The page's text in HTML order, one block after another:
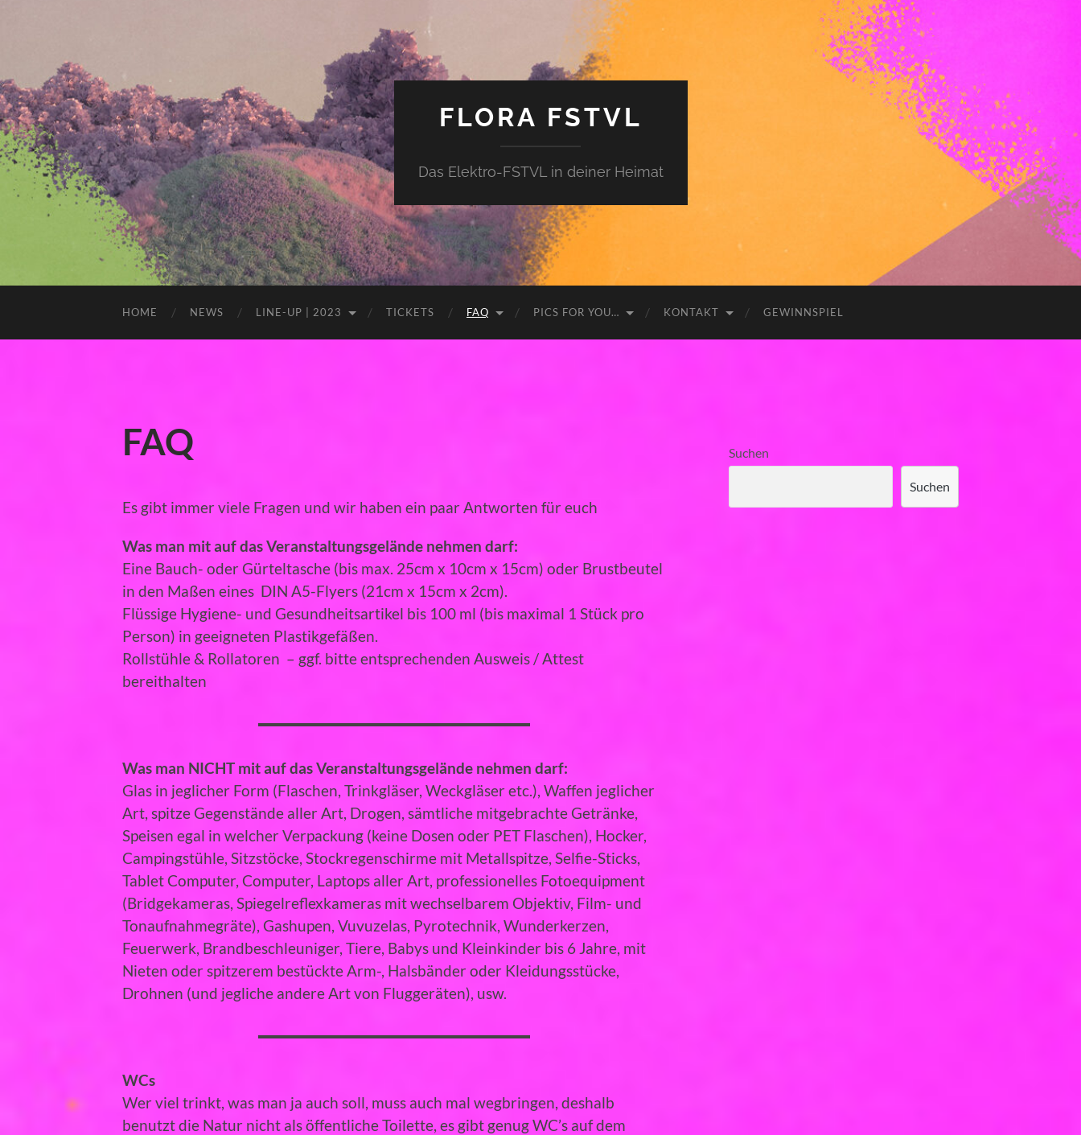
FLORA FSTVL
Das Elektro-FSTVL in deiner Heimat
HOME NEWS LINE-UP | 2023 TICKETS FAQ PICS FOR YOU… KONTAKT GEWINNSPIEL
FAQ
Es gibt immer viele Fragen und wir haben ein paar Antworten für euch
Was man mit auf das Veranstaltungsgelände nehmen darf:
Eine Bauch- oder Gürteltasche (bis max. 25cm x 10cm x 15cm) oder Brustbeutel
in den Maßen eines DIN A5-Flyers (21cm x 15cm x 2cm).
Flüssige Hygiene- und Gesundheitsartikel bis 100 ml (bis maximal 1 Stück pro
Person) in geeigneten Plastikgefäßen.
Rollstühle & Rollatoren – ggf. bitte entsprechenden Ausweis / Attest
bereithalten
Was man NICHT mit auf das Veranstaltungsgelände nehmen darf:
Glas in jeglicher Form (Flaschen, Trinkgläser, Weckgläser etc.), Waffen jeglicher
Art, spitze Gegenstände aller Art​, Drogen, sämtliche mitgebrachte Getränke,
Speisen egal in welcher Verpackung (keine Dosen oder PET Flaschen)​, Hocker,
Campingstühle, Sitzstöcke​, Stockregenschirme mit Metallspitze, ​Selfie-Sticks​,
Tablet Computer, Computer, Laptops aller Art, professionelles Fotoequipment
(Bridgekameras, Spiegelreflexkameras mit wechselbarem Objektiv, Film- und
Tonaufnahmegräte), Gashupen, Vuvuzelas, Pyrotechnik, Wunderkerzen,
Feuerwerk, Brandbeschleuniger, Tiere, Babys und Kleinkinder bis 6 Jahre​, mit
Nieten oder spitzerem bestückte Arm-, Halsbänder oder Kleidungsstücke,
Drohnen (und jegliche andere Art von Fluggeräten)​, usw.
WCs
Wer viel trinkt, was man ja auch soll, muss auch mal wegbringen, deshalb
benutzt die Natur nicht als öffentliche Toilette, es gibt genug WC’s auf dem
Suchen
Suchen